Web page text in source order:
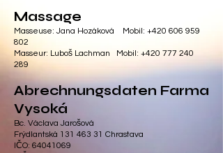
Massage
Masseuse: Jana Hozáková Mobil: +420 606 959
802
Masseur: Luboš Lachman Mobil: +420 777 240
289
Abrechnungsdaten Farma
Vysoká
Bc. Václava Jarošová
Frýdlantská 131 463 31 Chrastava
IČO: 64041069